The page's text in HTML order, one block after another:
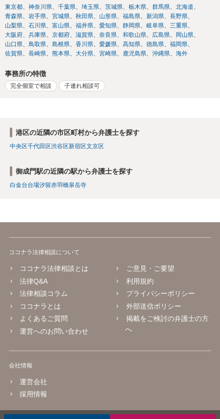
東京都 神奈川県 千葉県 埼玉県 茨城県 栃木県 群馬県
北海道
青森県
岩手県 宮城県 秋田県 山形県 福島県 新潟県
長野県
山梨県
石川県 富山県 福井県 愛知県 静岡県 岐阜県
三重県
大阪府
兵庫県 京都府 滋賀県 奈良県 和歌山県 広島県
岡山県
山口県
鳥取県 島根県 香川県 愛媛県 高知県 徳島県
福岡県
佐賀県
長崎県 熊本県 大分県 宮崎県 鹿児島県 沖縄県 海外
事務所の特徴
完全個室で相談 子連れ相談可
港区の近隣の市区町村から弁護士を探す
中央区千代田区渋谷区新宿区文京区
御成門駅の近隣の駅から弁護士を探す
白金台台場汐留赤羽橋泉岳寺
ココナラ法律相談について
ココナラ法律相談とは
法律Q&A
法律相談コラム
ココナラとは
よくあるご質問
運営へのお問い合わせ
ご意見・ご要望
利用規約
プライバシーポリシー
外部送信ポリシー
掲載をご検討の弁護士の方
へ
会社情報
運営会社
採用情報